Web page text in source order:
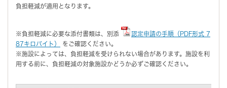
負担軽減が適用となります。
※負担軽減に必要な添付書類は、別添
認定申請の手順（PDF形式 7
87キロバイト）
をご確認ください。
※施設によっては、負担軽減を受けられない場合があります。施設を利
用する前に、負担軽減の対象施設かどうか必ずご確認ください。